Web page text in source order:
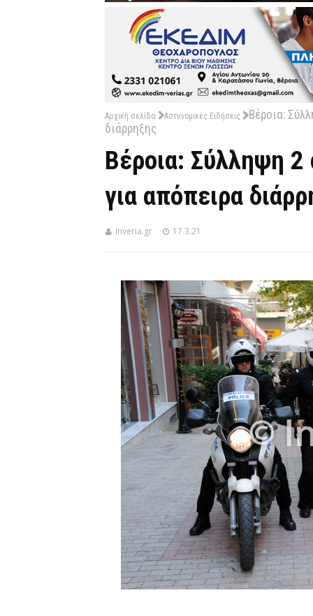
Αρχική σελίδα Αστυνομικές Ειδήσεις
Βέροια:
διάρρηξης
Βέροια: Σύλληψη
για απόπειρα
Inveria.gr 17.3.21